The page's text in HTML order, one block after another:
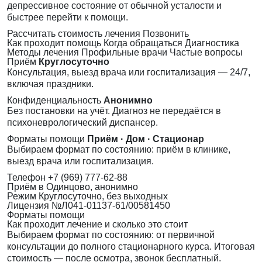
депрессивное состояние от обычной усталости и
быстрее перейти к помощи.
Рассчитать стоимость лечения Позвонить
Как проходит помощь Когда обращаться Диагностика
Методы лечения Профильные врачи Частые вопросы
Приём Круглосуточно
Консультация, выезд врача или госпитализация — 24/7,
включая праздники.
Конфиденциальность Анонимно
Без постановки на учёт. Диагноз не передаётся в
психоневрологический диспансер.
Форматы помощи Приём · Дом · Стационар
Выбираем формат по состоянию: приём в клинике,
выезд врача или госпитализация.
Телефон +7 (969) 777-62-88
Приём в Одинцово, анонимно
Режим Круглосуточно, без выходных
Лицензия №Л041-01137-61/00581450
Форматы помощи
Как проходит лечение и сколько это стоит
Выбираем формат по состоянию: от первичной
консультации до полного стационарного курса. Итоговая
стоимость — после осмотра, звонок бесплатный.